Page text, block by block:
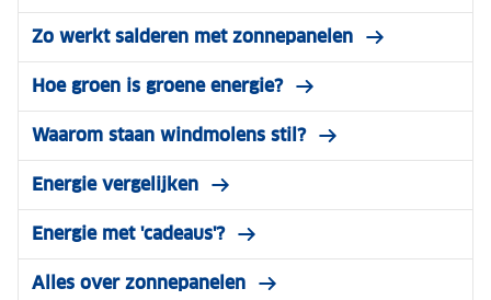
Zo werkt salderen met zonnepanelen
Hoe groen is groene energie?
Waarom staan windmolens stil?
Energie vergelijken
Energie met 'cadeaus'?
Alles over zonnepanelen